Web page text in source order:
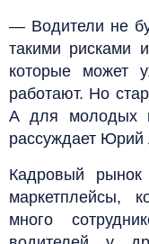
— Водители не
такими рисками
которые может
работают. Но
А для молодых
рассуждает
Кадровый
маркетплейсы,
много